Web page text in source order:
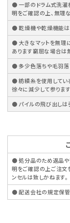
● 一部のドラム式洗濯
明をご確認の上、無理
● 乾燥機や乾燥機能は
● 大きなマットを無理
あります窮屈な場合は
● 多少色落ちや毛羽落
● 紡績糸を使用してい
徐々に減少して参ります
● パイルの飛び出しは
● 処分品のため返品や
明をご確認の上ご注文
ンセルは致しかねます。
● 配送会社の規定保管